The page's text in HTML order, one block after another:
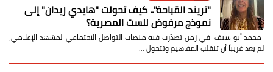
​"تريند القباحة".. كيف تحولت "هايدي زيدان" إلى
نموذج مرفوض للست المصرية؟
​ محمد أبو سيف ​في زمن تصدّرت فيه منصات التواصل الاجتماعي المشهد الإعلامي،
لم يعد غريباً أن تنقلب المفاهيم وتتحول …